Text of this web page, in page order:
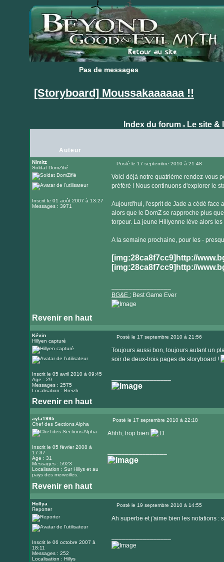
Pas de messages
Pas de messages
[Storyboard] Moussakaaaaaa !!
Index du forum» Le site &
Auteur
Nimitz
Soldat DomZifié
Inscrit le 01 août 2007 à 13:27
Messages : 3971
Posté le 17 septembre 2010 à 21:48
Voici déjà notre quatrième rendez-vous
préféré ! Nous continuons d'explorer le
Aujourd'hui, l'esprit de Jade a cédé face
alors que le DomZ se rapproche plus
torpeur. La jeune Hillyenne lève alors les
A la semaine prochaine, pour les -
[img:28ca8f7cc9]http://
[img:28ca8f7cc9]http://
BG&E :Best Game Ever
Revenir en haut
le
internet
Kévin
Hillyen capturé
Inscrit le 05 avril 2010 à 09:45
Age : 29
Messages : 2575
Localisation : Breizh
Posté le 17 septembre 2010 à 21:56
Toujours aussi bon, toujours autant un
soir de deux-trois pages de storyboard !
Revenir en haut
ayla1995
Chef des Sections Alpha
Inscrit le 05 février 2008 à
17:37
Age : 31
Messages : 5923
Localisation : Sur Hillys et au
pays des merveilles.
Posté le 17 septembre 2010 à 22:18
Ahhh, trop bien
Revenir en haut
le
internet
Hollya
Reporter
Inscrit le 06 octobre 2007 à
18:11
Messages : 252
Localisation : Hillys
Posté le 19 septembre 2010 à 14:55
Ah superbe et j'aime bien les notations :